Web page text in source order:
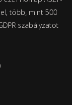
több, mint 500
szabályzatot